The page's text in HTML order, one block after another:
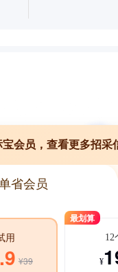
宝会员，查看更多招采
省会员
用
¥39
最划算
12
¥